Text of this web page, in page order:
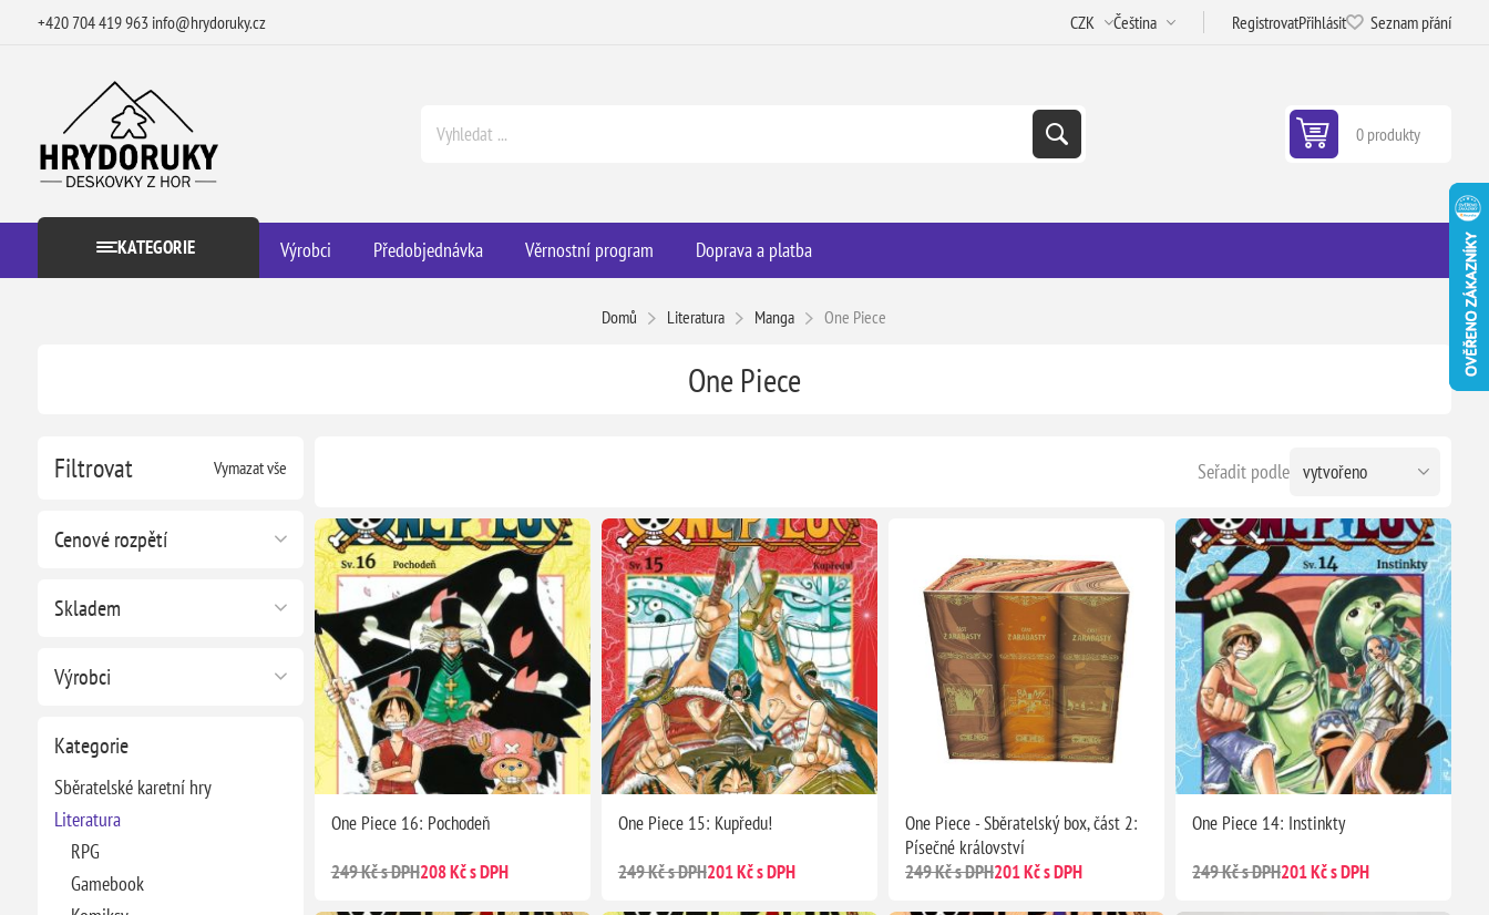
+420 704 419 963 info@hrydoruky.cz RegistrovatPřihlásit Seznam přání
0 produkty
KATEGORIE Výrobci Předobjednávka Věrnostní program Doprava a platba
Domů Literatura Manga One Piece
Filtrovat Vymazat vše
Cenové rozpětí
Skladem
Výrobci
Kategorie
Sběratelské karetní hry
Literatura
RPG
Gamebook
One Piece
Seřadit podle
One Piece 16: Pochodeň
249 Kč s DPH208 Kč s DPH
One Piece 15: Kupředu!
249 Kč s DPH201 Kč s DPH
One Piece - Sběratelský box, část 2:
Písečné království
249 Kč s DPH201 Kč s DPH
One Piece 14: Instinkty
249 Kč s DPH201 Kč s DPH